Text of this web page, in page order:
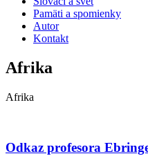
Pamäti a spomienky
Autor
Kontakt
Afrika
Afrika
Odkaz profesora